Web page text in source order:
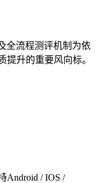
全流程测评机制为依
升的重要风向标。
Android / IOS /